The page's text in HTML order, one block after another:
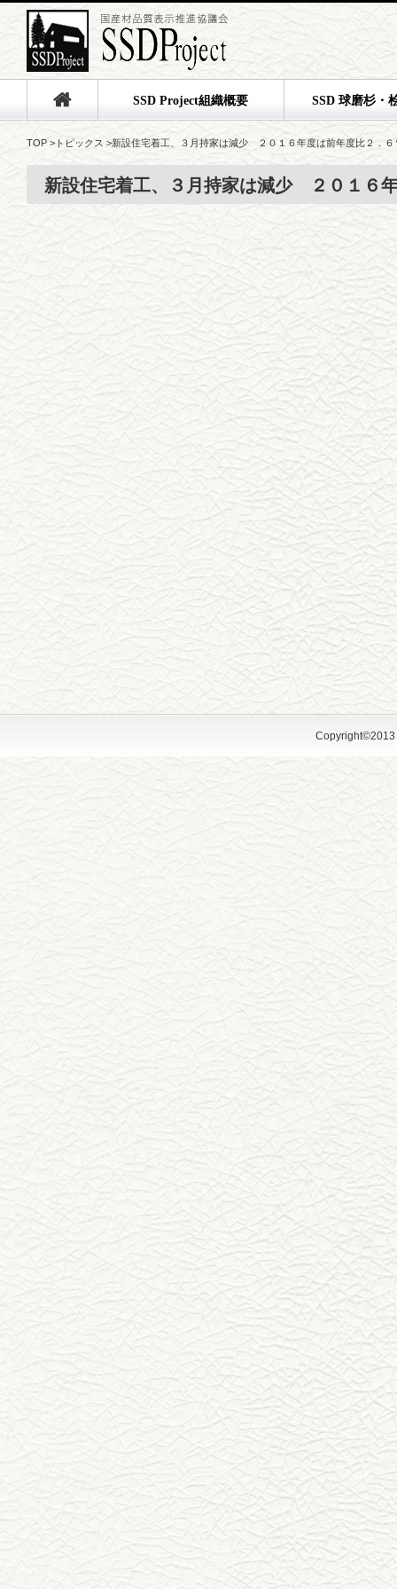
SSD Project組織概要 SSD 球磨杉・
TOP > トピックス >新設住宅着工、３月持家は減少 ２０１６年度は前年度比２．６
新設住宅着工、３月持家は減少 ２０１６
Copyright©2013